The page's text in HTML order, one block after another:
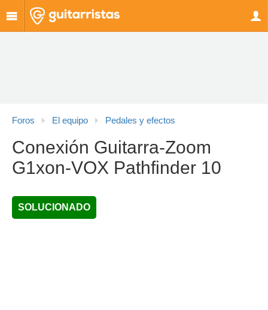
Foros El equipo Pedales y efectos
Conexión Guitarra-Zoom
G1xon-VOX Pathfinder 10
SOLUCIONADO